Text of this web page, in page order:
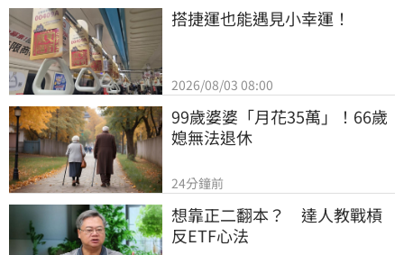
搭捷運也能遇見小幸運！
2026/08/03 08:00
99歲婆婆「月花35萬」！66歲
媳無法退休
24分鐘前
想靠正二翻本？　達人教戰槓
反ETF心法